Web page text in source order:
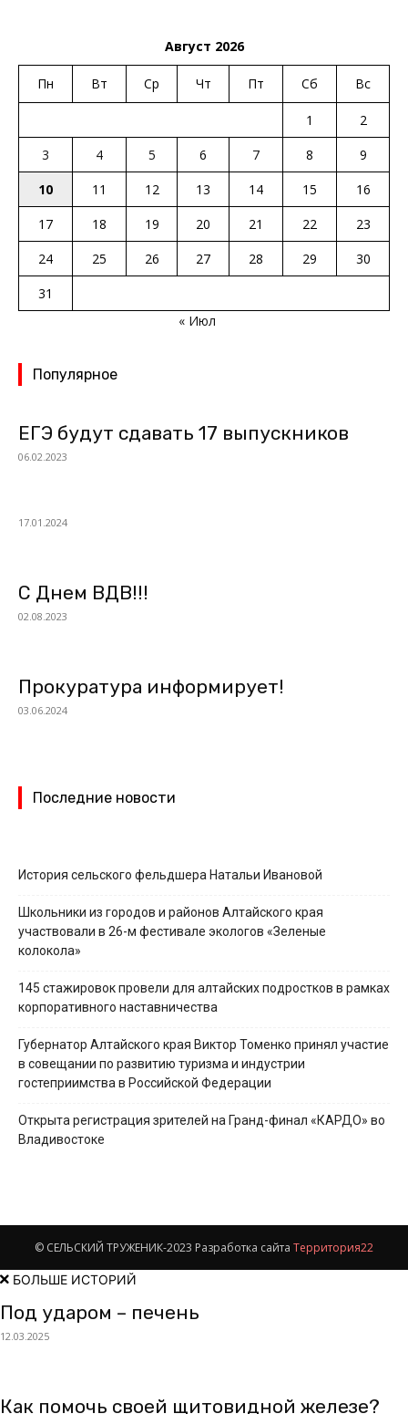
Август 2026
Пн Вт Ср Чт Пт Сб Вс
1
2
3
4 5 6 7 8
9
10
11 12 13 14 15
16
17
18 19 20 21 22
23
24
25 26 27 28 29
30
31
« Июл
Популярное
ЕГЭ будут сдавать 17 выпускников
06.02.2023
17.01.2024
С Днем ВДВ!!!
02.08.2023
Прокуратура информирует!
03.06.2024
Последние новости
История сельского фельдшера Натальи Ивановой
Школьники из городов и районов Алтайского края
участвовали в 26-м фестивале экологов «Зеленые
колокола»
145 стажировок провели для алтайских подростков в рамках
корпоративного наставничества
Губернатор Алтайского края Виктор Томенко принял участие
в совещании по развитию туризма и индустрии
гостеприимства в Российской Федерации
Открыта регистрация зрителей на Гранд-финал «КАРДО» во
Владивостоке
© СЕЛЬСКИЙ ТРУЖЕНИК-2023 Разработка сайта Территория22
БОЛЬШЕ ИСТОРИЙ
Под ударом – печень
12.03.2025
Как помочь своей щитовидной железе?